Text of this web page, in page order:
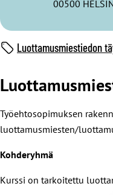
Työehtosopimuksen
luottamusmiesten/
Kohderyhmä
Kurssi on tarkoitettu
00500
Luottamusmiestiedon